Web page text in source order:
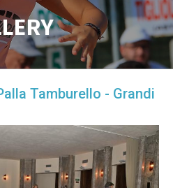
Tamburello - Grandi